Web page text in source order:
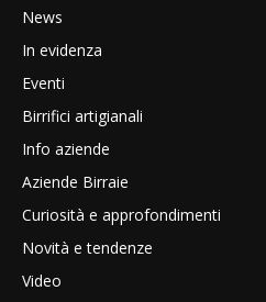
News
In evidenza
Eventi
Birrifici artigianali
Info aziende
Aziende Birraie
Curiosità e approfondimenti
Novità e tendenze
Video